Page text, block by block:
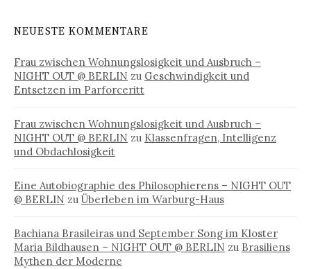
NEUESTE KOMMENTARE
Frau zwischen Wohnungslosigkeit und Ausbruch –
NIGHT OUT @ BERLIN zu Geschwindigkeit und
Entsetzen im Parforceritt
Frau zwischen Wohnungslosigkeit und Ausbruch –
NIGHT OUT @ BERLIN zu Klassenfragen, Intelligenz
und Obdachlosigkeit
Eine Autobiographie des Philosophierens – NIGHT OUT
@ BERLIN zu Überleben im Warburg-Haus
Bachiana Brasileiras und September Song im Kloster
Maria Bildhausen – NIGHT OUT @ BERLIN zu Brasiliens
Mythen der Moderne